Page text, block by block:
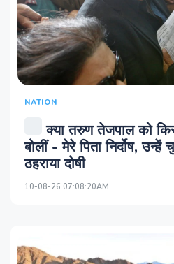
NATION
क्‍या तरुण तेजपाल को
बोलीं - मेरे पिता निर्दोष,
ठहराया दोषी
10-08-26 07:08:20AM